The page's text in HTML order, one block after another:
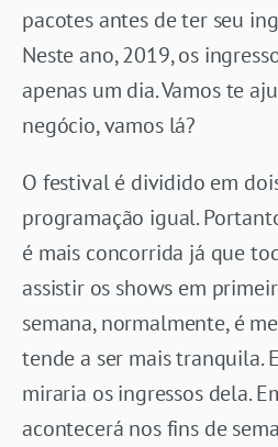
pacotes antes de ter seu
Neste ano, 2019, os
apenas um dia. Vamos te
negócio, vamos lá?
O festival é dividido em
programação igual.
é mais concorrida já que
assistir os shows em
semana, normalmente, é
tende a ser mais tranquila.
miraria os ingressos dela.
acontecerá nos fins de